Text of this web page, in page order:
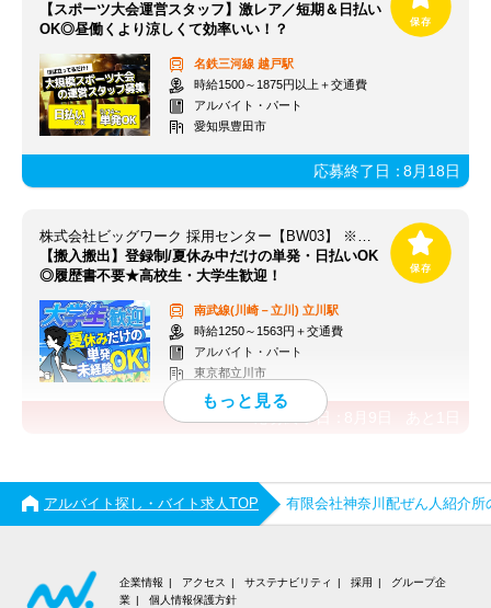
【スポーツ大会運営スタッフ】激レア／短期＆日払い
OK◎昼働くより涼しくて効率いい！？
名鉄三河線 越戸駅
時給1500～1875円以上＋交通費
アルバイト・パート
愛知県豊田市
応募終了日：8月18日
株式会社ビッグワーク 採用センター【BW03】 ※立川エリア
【搬入搬出】登録制/夏休み中だけの単発・日払いOK
◎履歴書不要★高校生・大学生歓迎！
南武線(川崎－立川) 立川駅
時給1250～1563円＋交通費
アルバイト・パート
東京都立川市
応募終了日：
アルバイト探し・バイト求人TOP 有限会社神奈川配ぜん人紹介
企業情報 アクセス サステナビリティ 採用
グループ企
業
個人情報保護方針